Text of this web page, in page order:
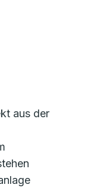
aus der